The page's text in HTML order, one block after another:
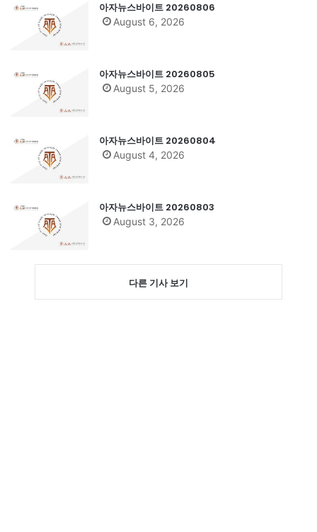
아자뉴스바이트 20260806
August 6, 2026
아자뉴스바이트 20260805
August 5, 2026
아자뉴스바이트 20260804
August 4, 2026
아자뉴스바이트 20260803
August 3, 2026
다른 기사 보기